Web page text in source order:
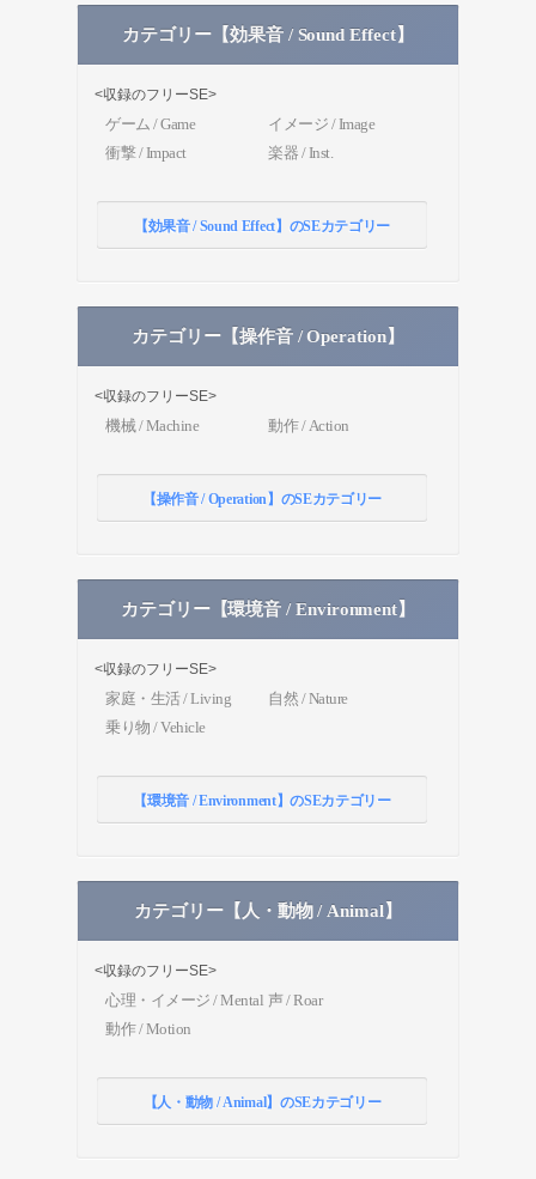
カテゴリー【効果音 / Sound Effect】
<収録のフリーSE>
ゲーム / Game
イメージ / Image
衝撃 / Impact
楽器 / Inst.
【効果音 / Sound Effect】のSEカテゴリー
カテゴリー【操作音 / Operation】
<収録のフリーSE>
機械 / Machine 動作 / Action
【操作音 / Operation】のSEカテゴリー
カテゴリー【環境音 / Environment】
<収録のフリーSE>
家庭・生活 / Living
自然 / Nature
乗り物 / Vehicle
【環境音 / Environment】のSEカテゴリー
カテゴリー【人・動物 / Animal】
<収録のフリーSE>
心理・イメージ / Mental 声 / Roar
動作 / Motion
【人・動物 / Animal】のSEカテゴリー